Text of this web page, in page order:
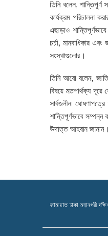
তিনি বলেন,
কার্যক্রম পরিচালনা
এছাড়াও
চর্চা, মানবাধিকার
সংস্থাগুলোর।
তিনি আরো বলেন,
বিষয়ে মতপার্থক্য দূরে
সার্বজনীন
শান্তিপূর্ণভাবে
উদাত্ত আহবান জানান।
জামায়াত ঢাকা মহানগরী